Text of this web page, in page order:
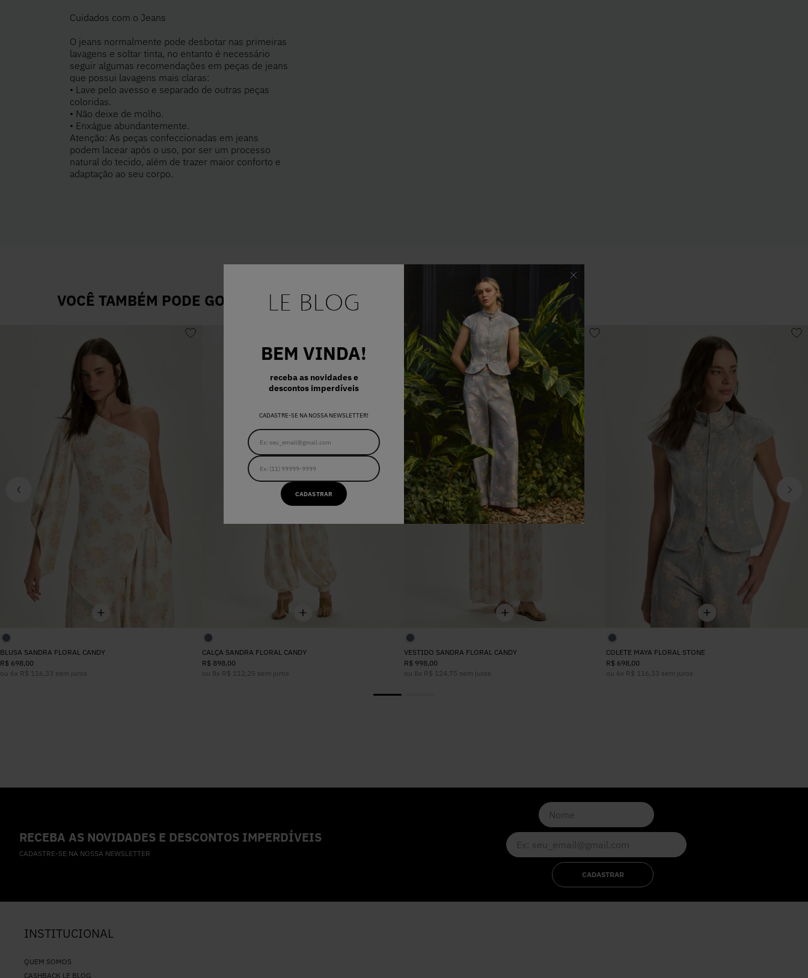
BEM VINDA!
receba as novidades e
descontos imperdíveis
CADASTRE-SE NA NOSSA NEWSLETTER!
CADASTRAR
Cuidados com o Jeans
O jeans normalmente pode desbotar nas primeiras
lavagens e soltar tinta, no entanto é necessário
seguir algumas recomendações em peças de jeans
que possui lavagens mais claras:
• Lave pelo avesso e separado de outras peças
coloridas.
• Não deixe de molho.
• Enxágue abundantemente.
Atenção: As peças confeccionadas em jeans
podem lacear após o uso, por ser um processo
natural do tecido, além de trazer maior conforto e
adaptação ao seu corpo.
VOCÊ TAMBÉM PODE GOSTAR DE..
BLUSA SANDRA FLORAL CANDY
R$ 698,00
ou 6x R$ 116 33 sem juros
CALÇA SANDRA FLORAL CANDY
R$ 898,00
ou 8x R$ 112 25 sem juros
VESTIDO SANDRA FLORAL CANDY
R$ 998,00
ou 8x R$ 124 75 sem juros
COLETE MAYA FLORAL STONE
R$ 698,00
ou 6x R$ 116 33 sem juros
RECEBA AS NOVIDADES E DESCONTOS IMPERDÍVEIS
CADASTRE-SE NA NOSSA NEWSLETTER
CADASTRAR
INSTITUCIONAL
QUEM SOMOS
CASHBACK LE BLOG